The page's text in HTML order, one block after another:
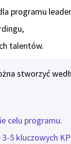
programu
talentów.
stworzyć
celu programu.
3-5 kluczowych